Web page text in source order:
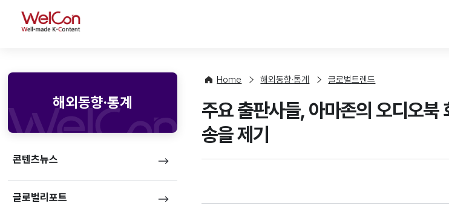
WelCon
해외동향·통계
콘텐츠뉴스
글로벌리포트
Home 해외동향·통계 글로벌트렌드
주요 출판사들, 아마존의 오디오
송을 제기